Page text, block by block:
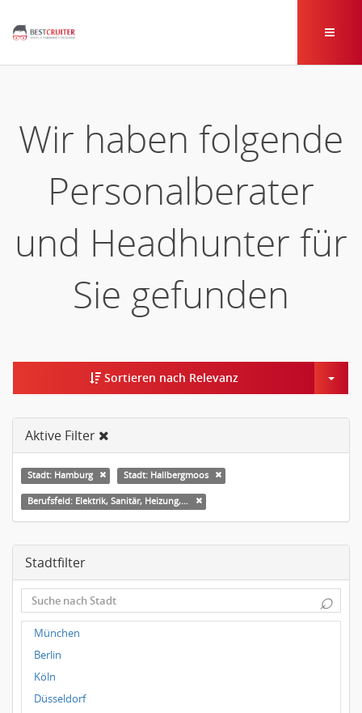
Wir haben folgende
Personalberater
und Headhunter für
Sie gefunden
Sortieren nach Relevanz
Aktive Filter
Stadt: Hamburg Stadt: Hallbergmoos
Berufsfeld: Elektrik, Sanitär, Heizung, Klima
Stadtfilter
⌕
München
Berlin
Köln
Düsseldorf